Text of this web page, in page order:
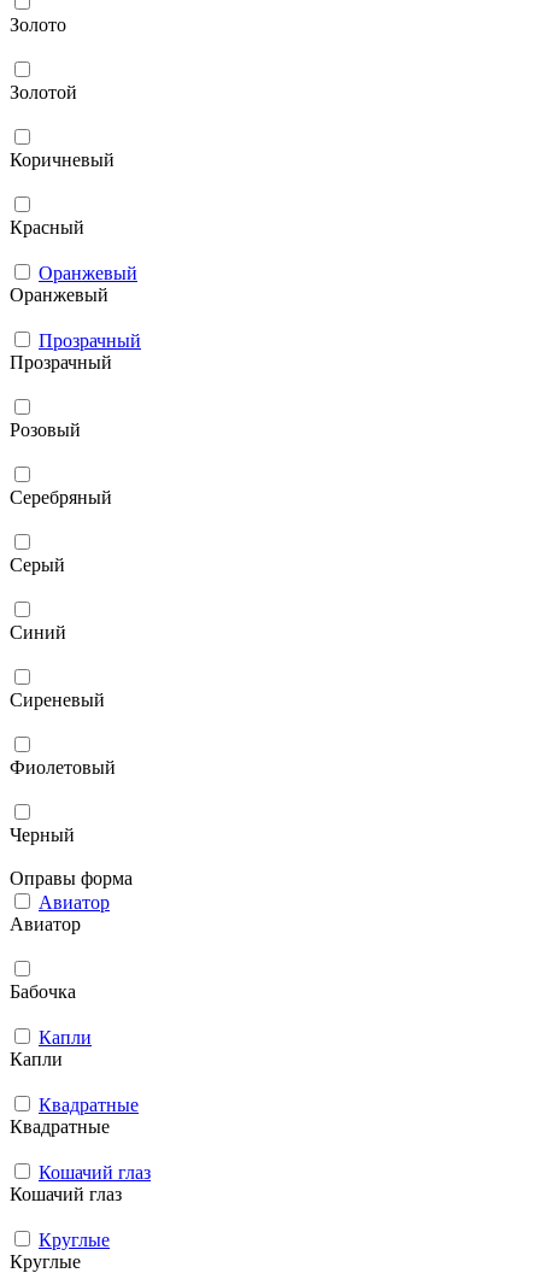
Золото
Золотой
Коричневый
Красный
Оранжевый
Оранжевый
Прозрачный
Прозрачный
Розовый
Серебряный
Серый
Синий
Сиреневый
Фиолетовый
Черный
Оправы форма
Авиатор
Авиатор
Бабочка
Капли
Капли
Квадратные
Квадратные
Кошачий глаз
Кошачий глаз
Круглые
Круглые